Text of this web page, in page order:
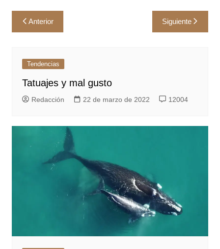
Navegación
de
Anterior Siguiente
Tendencias
Tatuajes y mal gusto
Redacción 22 de marzo de 2022 12004